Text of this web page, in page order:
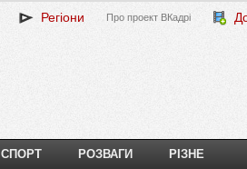
Регіони Про проект ВКадрі
СПОРТ РОЗВАГИ РІЗНЕ